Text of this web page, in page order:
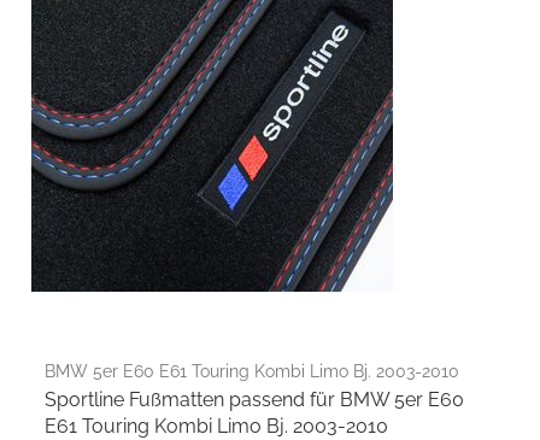
BMW 5er E60 E61 Touring Kombi Limo Bj. 2003-2010
Sportline Fußmatten passend für BMW 5er E60
E61 Touring Kombi Limo Bj. 2003-2010